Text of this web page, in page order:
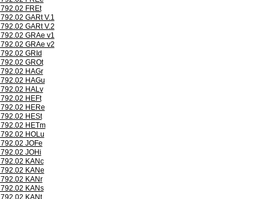
792.02 FREt
792.02 GARt V.1
792.02 GARt V.2
792.02 GRAe v1
792.02 GRAe v2
792.02 GRId
792.02 GROt
792.02 HAGr
792.02 HAGu
792.02 HALv
792.02 HEFt
792.02 HERe
792.02 HESt
792.02 HETm
792.02 HOLu
792.02 JOFe
792.02 JOHi
792.02 KANc
792.02 KANe
792.02 KANr
792.02 KANs
792.02 KANt